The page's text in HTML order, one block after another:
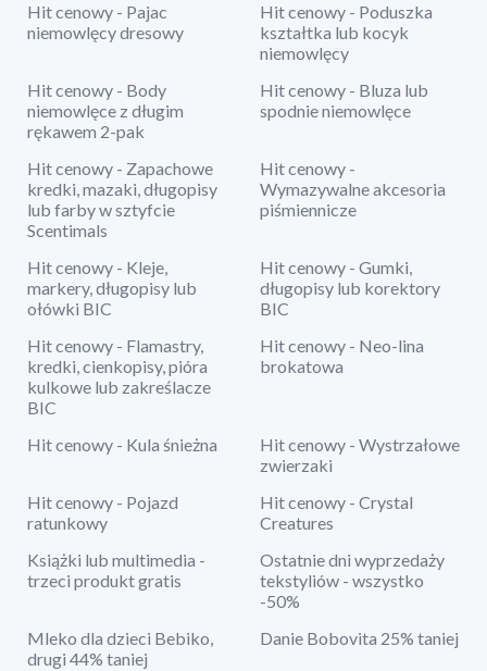
Hit cenowy - Pajac
niemowlęcy dresowy
Hit cenowy - Poduszka
kształtka lub kocyk
niemowlęcy
Hit cenowy - Body
niemowlęce z długim
rękawem 2-pak
Hit cenowy - Bluza lub
spodnie niemowlęce
Hit cenowy - Zapachowe
kredki, mazaki, długopisy
lub farby w sztyfcie
Scentimals
Hit cenowy -
Wymazywalne akcesoria
piśmiennicze
Hit cenowy - Kleje,
markery, długopisy lub
ołówki BIC
Hit cenowy - Gumki,
długopisy lub korektory
BIC
Hit cenowy - Flamastry,
kredki, cienkopisy, pióra
kulkowe lub zakreślacze
BIC
Hit cenowy - Neo-lina
brokatowa
Hit cenowy - Kula śnieżna
Hit cenowy - Wystrzałowe
zwierzaki
Hit cenowy - Pojazd
ratunkowy
Hit cenowy - Crystal
Creatures
Książki lub multimedia -
trzeci produkt gratis
Ostatnie dni wyprzedaży
tekstyliów - wszystko
-50%
Mleko dla dzieci Bebiko,
drugi 44% taniej
Danie Bobovita 25% taniej